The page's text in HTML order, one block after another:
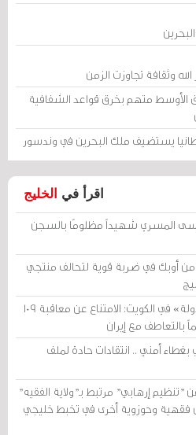
وثقافة تجاوزت الزمن
الأوسط متهم بخرق قواعد الشفافية
يستضيف ملك البحرين في وندسور
اقرأ في الخليج
المسري شهيداً مظلومًا بالسجن
من أوبك في ضربة قوية لتحالف منتجي
محكمة «أمن الدولة» في الكويت: الامتناع عن معاقبة 109
أمني .. انتقادات حادة لملف
"تنظيم إرهابي" مرتبط بـ"ولاية الفقيه"
وحوزوية أخرى في تخبط خليجي